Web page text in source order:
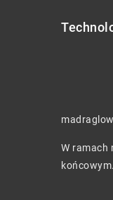
W ramach